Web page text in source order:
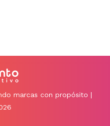
marcas con propósito |